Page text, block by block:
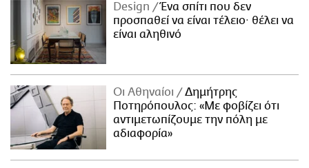
Design
Ένα σπίτι που δεν
προσπαθεί να είναι τέλειο· θέλει να
είναι αληθινό
Οι Αθηναίοι
Δημήτρης
Ποτηρόπουλος: «Με φοβίζει ότι
αντιμετωπίζουμε την πόλη με
αδιαφορία»